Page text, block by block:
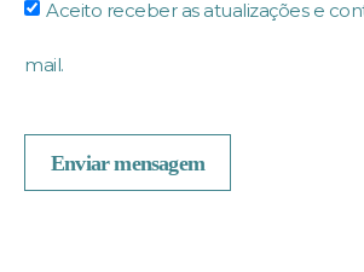
Aceito receber as atualizações e
mail.
Enviar mensagem